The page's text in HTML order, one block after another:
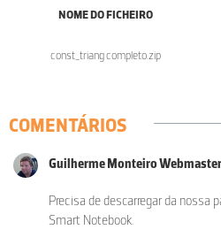
NOME DO FICHEIRO
const_triang completo.zip
COMENTÁRIOS
Guilherme Monteiro Webmaster
Precisa de descarregar da nossa
Smart Notebook.